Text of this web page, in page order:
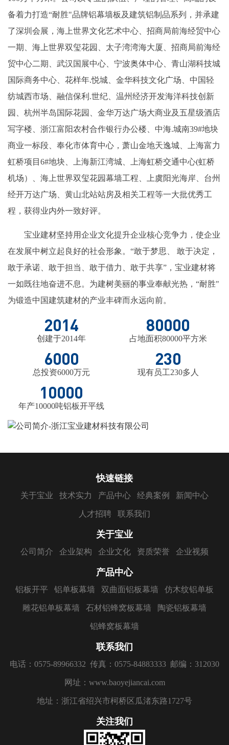
备着力打造“耐胜"品牌铝幕墙板及建筑铝制品系列，并承建
了深圳会展，海上世界文化艺术中心、招商局前海经贸中心
一期、海上世界双玺花园、太子湾湾海大厦、招商局前海经
贸中心二期、武汉国展中心、宁波奥体中心、青山湖科技城
国际商务中心、花样年.悦城、金华科技文化广场、中国轻
纺城西市场、融信保利.世纪、温州经济开发海洋科技创新
园、杭州半岛国际花园、金华万达广场大商业及五星级酒店
写字楼、浙江富阳农村合作银行办公楼、中海.城南39#地块
商业一标段、奉化市体育中心，萧山金地天逸城、上海富力
虹桥项目6#地块、上海新江湾城、上海虹桥交通中心(虹桥
机场）、海上世界双玺花园幕墙工程、上虞阳光海岸、台州
经开万达广场、黄山北站站房及相关工程等一大批优秀工
程，获得业内外一致好评。
宝业建材坚持用企业文化提升企业核心竞争力，使企业
在发展中树立起良好的社会形象。“敢于梦思、 敢于决定，
敢于承诺、敢于担当、敢于借力、敢于共享”，宝业建材将
一如既往地奋进不息。为建树美丽的事业奉献光热，“耐胜"
为锻造中国建筑建材的产业丰碑而永远向前。
2014
创建于2014年
80000
占地面积80000平方米
6000
总投资6000万元
230
现有员工230多人
10000
年产10000吨铝板开平线
快速链接
关于宝业 技术实力 产品中心 经典案例 新闻中心
人才招聘 联系我们
关于宝业
公司简介 企业架构 企业文化 资质荣誉 企业视频
产品中心
铝板开平 铝单板幕墙 双曲面铝板幕墙 仿木纹铝单板
雕花铝单板幕墙 石材铝蜂窝板幕墙 陶瓷铝板幕墙
铝蜂窝板幕墙
联系我们
电话：0575-89966332 传真：0575-84883333 邮编：312030
网址：www.baoyejiancai.com
地址：浙江省绍兴市柯桥区瓜渚东路1727号
关注我们